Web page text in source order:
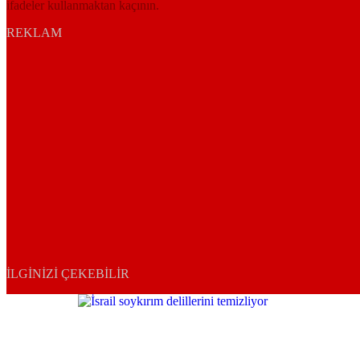
ifadeler kullanmaktan kaçının.
REKLAM
İLGINIZI ÇEKEBILIR